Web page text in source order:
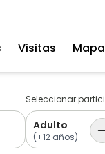
Visitas Mapa
Seleccionar
Adulto
(+12 años)